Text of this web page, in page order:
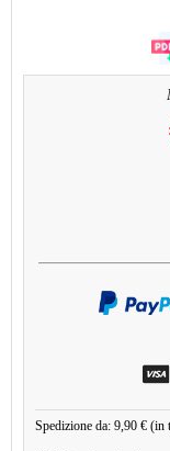
Spedizione da: 9,90 € (in